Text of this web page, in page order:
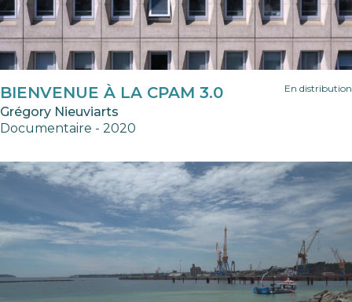
En distribution
BIENVENUE À LA CPAM 3.0
Grégory Nieuviarts
Documentaire - 2020